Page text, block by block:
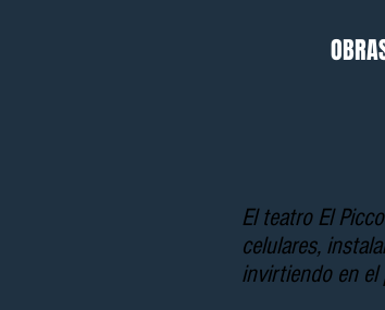
El teatro El
celulares,
invirtiendo en